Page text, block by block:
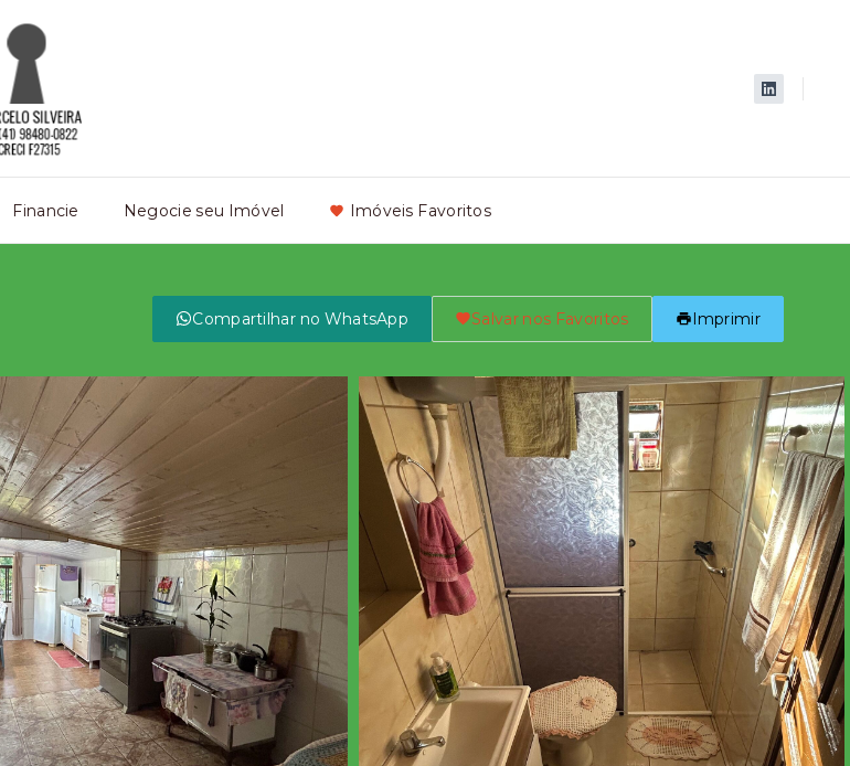
Financie Negocie seu Imóvel Imóveis Favoritos
Compartilhar no WhatsApp Salvar nos Favoritos Imprimir